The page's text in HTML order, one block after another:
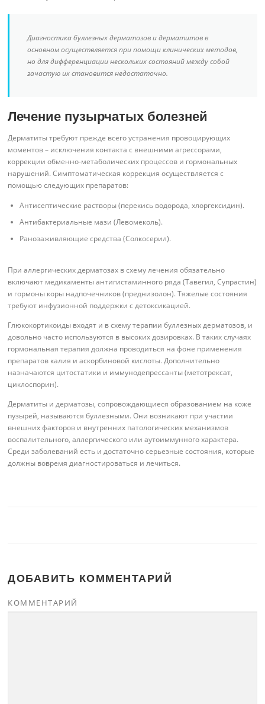
Диагностика буллезных дерматозов и дерматитов в
основном осуществляется при помощи клинических методов,
но для дифференциации нескольких состояний между собой
зачастую их становится недостаточно.
Лечение пузырчатых болезней
Дерматиты требуют прежде всего устранения провоцирующих
моментов – исключения контакта с внешними агрессорами,
коррекции обменно-метаболических процессов и гормональных
нарушений. Симптоматическая коррекция осуществляется с
помощью следующих препаратов:
Антисептические растворы (перекись водорода, хлоргексидин).
Антибактериальные мази (Левомеколь).
Ранозаживляющие средства (Солкосерил).
При аллергических дерматозах в схему лечения обязательно
включают медикаменты антигистаминного ряда (Тавегил, Супрастин)
и гормоны коры надпочечников (преднизолон). Тяжелые состояния
требуют инфузионной поддержки с детоксикацией.
Глюкокортикоиды входят и в схему терапии буллезных дерматозов, и
довольно часто используются в высоких дозировках. В таких случаях
гормональная терапия должна проводиться на фоне применения
препаратов калия и аскорбиновой кислоты. Дополнительно
назначаются цитостатики и иммунодепрессанты (метотрексат,
циклоспорин).
Дерматиты и дерматозы, сопровождающиеся образованием на коже
пузырей, называются буллезными. Они возникают при участии
внешних факторов и внутренних патологических механизмов
воспалительного, аллергического или аутоиммунного характера.
Среди заболеваний есть и достаточно серьезные состояния, которые
должны вовремя диагностироваться и лечиться.
ДОБАВИТЬ КОММЕНТАРИЙ
КОММЕНТАРИЙ